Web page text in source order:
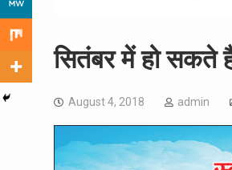
सितंबर में हो सकते
August 4, 2018 admin